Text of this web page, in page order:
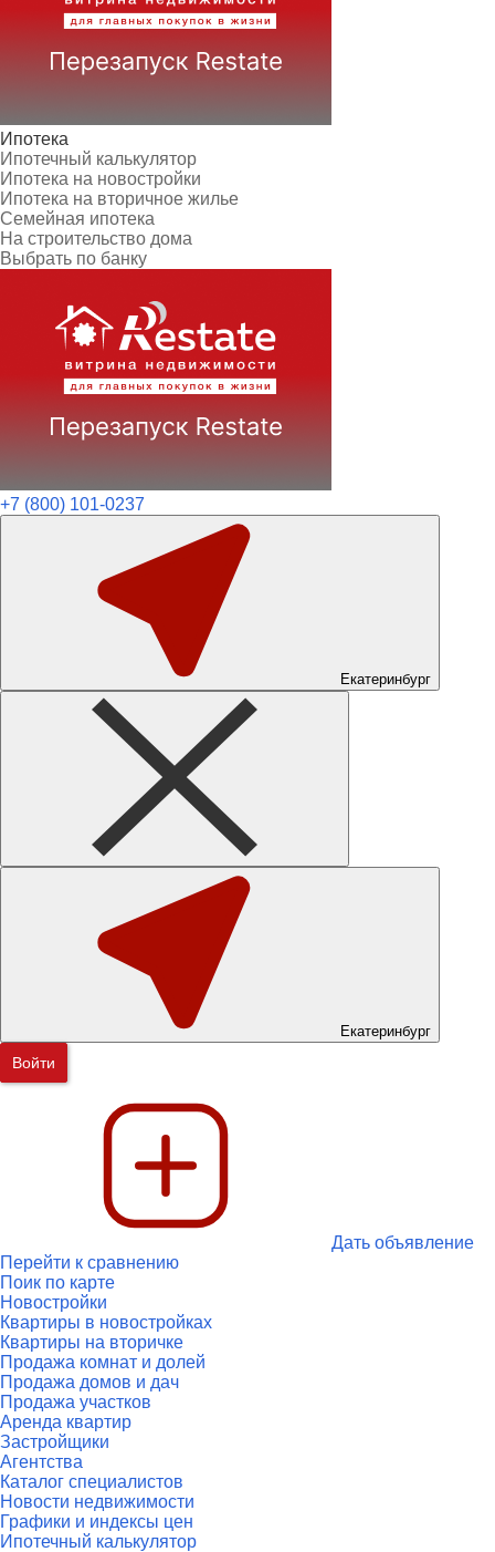
Ипотека
Ипотечный калькулятор
Ипотека на новостройки
Ипотека на вторичное жилье
Семейная ипотека
На строительство дома
Выбрать по банку
+7 (800) 101-0237
Екатеринбург
Екатеринбург
Войти
Дать объявление
Перейти к сравнению
Поик по карте
Новостройки
Квартиры в новостройках
Квартиры на вторичке
Продажа комнат и долей
Продажа домов и дач
Продажа участков
Аренда квартир
Застройщики
Агентства
Каталог специалистов
Новости недвижимости
Графики и индексы цен
Ипотечный калькулятор